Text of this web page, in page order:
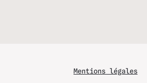
Mentions légales